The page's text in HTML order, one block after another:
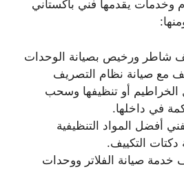
وخدمات يقدمها فني باكستاني
شاطر ورخيص بصيانة الوحدات
مع صيانة نظام التصريف
الخراطيم أو تنظيفها وسحب
في داخلها.
أفضل المواد التنظيفية
دكتات التكييف.
خدمة صيانة الفلاتر ووحدات